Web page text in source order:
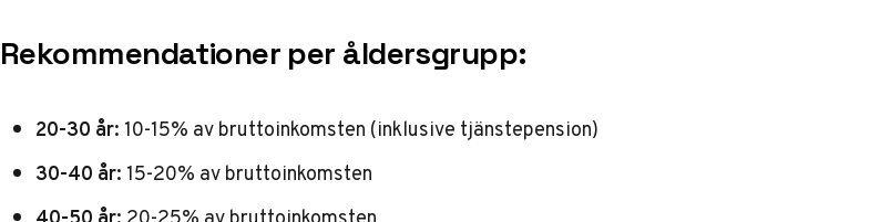
Rekommendationer per åldersgrupp:
20-30 år:10-15% av bruttoinkomsten (inklusive tjänstepension)
30-40 år:15-20% av bruttoinkomsten